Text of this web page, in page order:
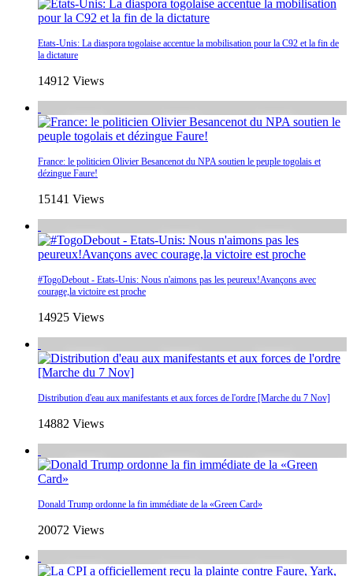
Etats-Unis: La diaspora togolaise accentue la mobilisation pour la C92 et la fin de
la dictature
14912 Views
France: le politicien Olivier Besancenot du NPA soutien le peuple togolais et
dézingue Faure!
15141 Views
#TogoDebout - Etats-Unis: Nous n'aimons pas les peureux!Avançons avec
courage,la victoire est proche
14925 Views
Distribution d'eau aux manifestants et aux forces de l'ordre [Marche du 7 Nov]
14882 Views
Donald Trump ordonne la fin immédiate de la «Green Card»
20072 Views